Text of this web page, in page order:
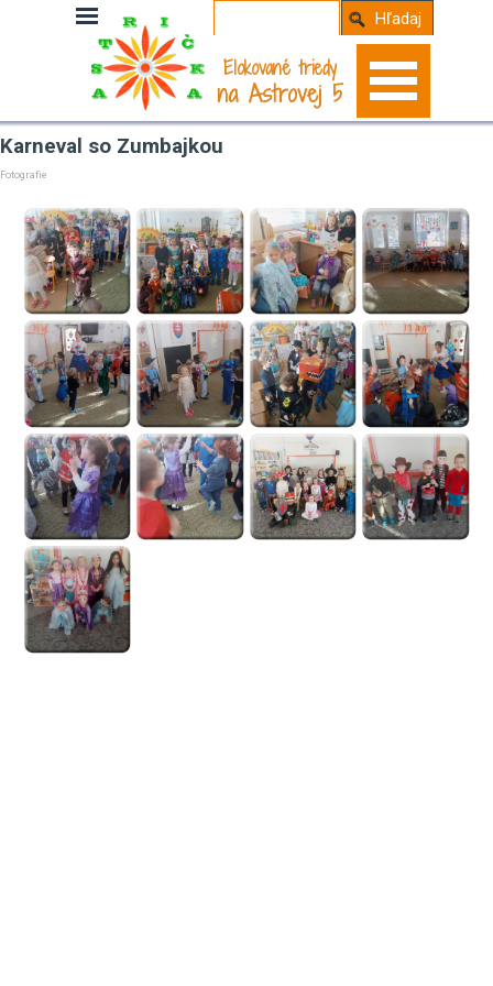
Elokované triedy
na Astrovej 5
Hľadaj
Karneval so Zumbajkou
Fotografie